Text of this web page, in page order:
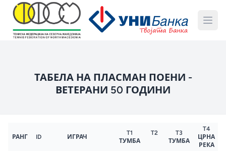
ТАБЕЛА НА ПЛАСМАН ПОЕНИ -
ВЕТЕРАНИ 50 ГОДИНИ
РАНГ ID ИГРАЧ
T1
ТУМБА
T2
T3
ТУМБА
T4
ЦРНА
РЕКА